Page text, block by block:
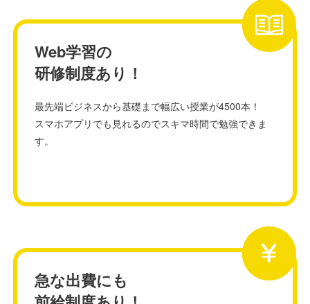
Web学習の
研修制度あり！
最先端ビジネスから基礎まで幅広い授業が4500本！
スマホアプリでも見れるのでスキマ時間で勉強できま
す。
急な出費にも